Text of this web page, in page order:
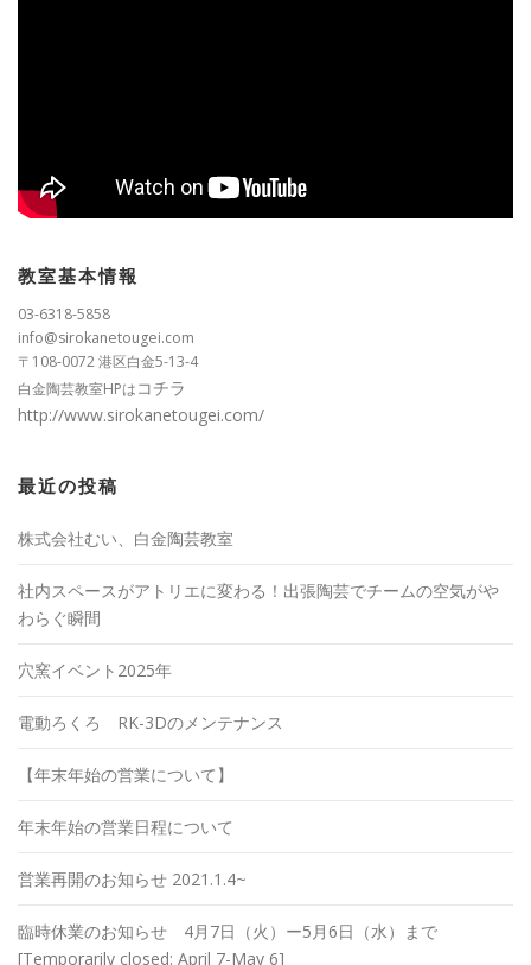
教室基本情報
03-6318-5858
info@sirokanetougei.com
〒108-0072 港区白金5-13-4
白金陶芸教室HPはコチラ
http://www.sirokanetougei.com/
最近の投稿
株式会社むい、白金陶芸教室
社内スペースがアトリエに変わる！出張陶芸でチームの空気がや
わらぐ瞬間
穴窯イベント2025年
電動ろくろ RK-3Dのメンテナンス
【年末年始の営業について】
年末年始の営業日程について
営業再開のお知らせ 2021.1.4~
臨時休業のお知らせ 4月7日（火）ー5月6日（水）まで
[Temporarily closed: April 7-May 6]